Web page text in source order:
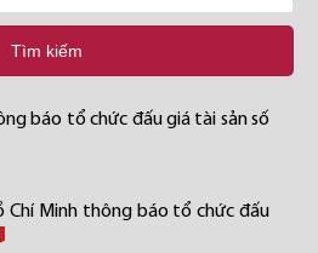
Tìm kiếm
báo tổ chức đấu giá tài sản số
Chí Minh thông báo tổ chức đấu